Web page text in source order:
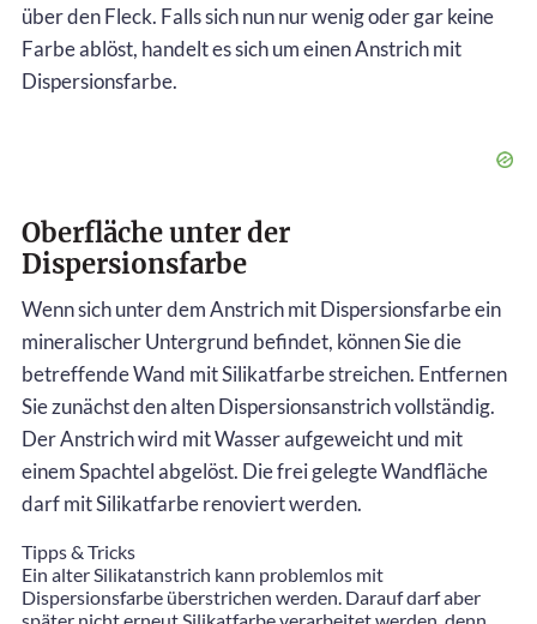
über den Fleck. Falls sich nun nur wenig oder gar keine
Farbe ablöst, handelt es sich um einen Anstrich mit
Dispersionsfarbe.
Oberfläche unter der
Dispersionsfarbe
Wenn sich unter dem Anstrich mit Dispersionsfarbe ein
mineralischer Untergrund befindet, können Sie die
betreffende Wand mit Silikatfarbe streichen. Entfernen
Sie zunächst den alten Dispersionsanstrich vollständig.
Der Anstrich wird mit Wasser aufgeweicht und mit
einem Spachtel abgelöst. Die frei gelegte Wandfläche
darf mit Silikatfarbe renoviert werden.
Tipps & Tricks
Ein alter Silikatanstrich kann problemlos mit
Dispersionsfarbe überstrichen werden. Darauf darf aber